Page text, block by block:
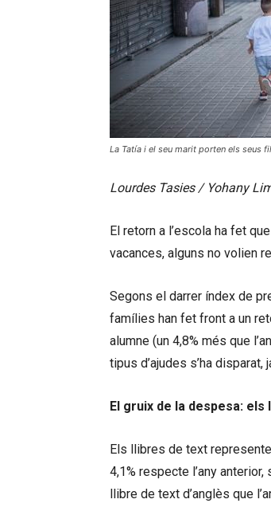
La Tatía i el seu marit porten els seus
Lourdes Tasies / Yohany
El retorn a l’escola ha fet
vacances, alguns no volien
Segons el darrer índex de
famílies han fet front a un
alumne (un 4,8% més que
tipus d’ajudes s’ha
El gruix de la despesa:
Els llibres de text
4,1% respecte l’any anterior,
llibre de text d’anglès que